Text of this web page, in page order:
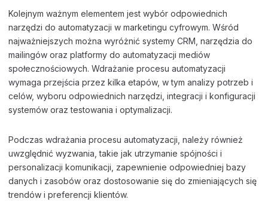
Kolejnym ważnym elementem jest wybór odpowiednich
narzędzi do automatyzacji w marketingu cyfrowym. Wśród
najważniejszych można wyróżnić systemy CRM, narzędzia do
mailingów oraz platformy do automatyzacji mediów
społecznościowych. Wdrażanie procesu automatyzacji
wymaga przejścia przez kilka etapów, w tym analizy potrzeb i
celów, wyboru odpowiednich narzędzi, integracji i konfiguracji
systemów oraz testowania i optymalizacji.
Podczas wdrażania procesu automatyzacji, należy również
uwzględnić wyzwania, takie jak utrzymanie spójności i
personalizacji komunikacji, zapewnienie odpowiedniej bazy
danych i zasobów oraz dostosowanie się do zmieniających się
trendów i preferencji klientów.